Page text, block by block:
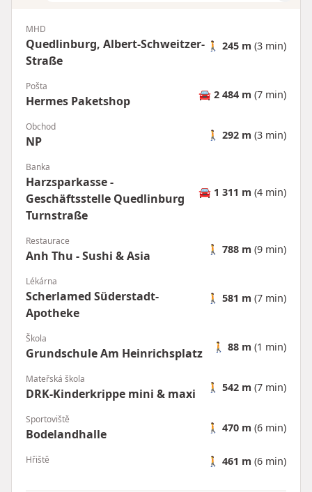
MHD
Quedlinburg, Albert-Schweitzer-
Straße
🚶 245 m (3 min)
Pošta
Hermes Paketshop 🚘 2 484 m (7 min)
Obchod
NP 🚶 292 m (3 min)
Banka
Harzsparkasse -
Geschäftsstelle Quedlinburg
Turnstraße
🚘 1 311 m (4 min)
Restaurace
Anh Thu - Sushi & Asia 🚶 788 m (9 min)
Lékárna
Scherlamed Süderstadt-
Apotheke
🚶 581 m (7 min)
Škola
Grundschule Am Heinrichsplatz 🚶 88 m (1 min)
Mateřská škola
DRK-Kinderkrippe mini & maxi 🚶 542 m (7 min)
Sportoviště
Bodelandhalle 🚶 470 m (6 min)
Hřiště 🚶 461 m (6 min)